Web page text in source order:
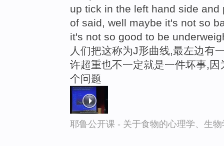
up tick in the left hand side
of said, well maybe it's not so
it's not so good to be
人们把这称为J形曲线,最左边有
许超重也不一定就是一件坏事,
个问题
耶鲁公开课 - 关于食物的心理学、生